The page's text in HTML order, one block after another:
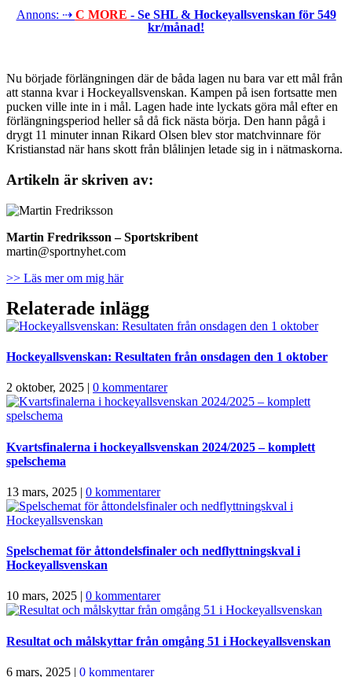
Annons: ⇢ C MORE - Se SHL & Hockeyallsvenskan för 549
kr/månad!
Nu började förlängningen där de båda lagen nu bara var ett mål från
att stanna kvar i Hockeyallsvenskan. Kampen på isen fortsatte men
pucken ville inte in i mål. Lagen hade inte lyckats göra mål efter en
förlängningsperiod heller så då fick nästa börja. Den hann pågå i
drygt 11 minuter innan Rikard Olsen blev stor matchvinnare för
Kristianstad när hans skott från blålinjen letade sig in i nätmaskorna.
Artikeln är skriven av:
Martin Fredriksson– Sportskribent
martin@sportnyhet.com
>> Läs mer om mig här
Relaterade inlägg
Hockeyallsvenskan: Resultaten från onsdagen den 1 oktober
2 oktober, 2025 | 0 kommentarer
Kvartsfinalerna i hockeyallsvenskan 2024/2025 – komplett
spelschema
13 mars, 2025 | 0 kommentarer
Spelschemat för åttondelsfinaler och nedflyttningskval i
Hockeyallsvenskan
10 mars, 2025 0 kommentarer
Resultat och målskyttar från omgång 51 i Hockeyallsvenskan
6 mars, 2025 | 0 kommentarer